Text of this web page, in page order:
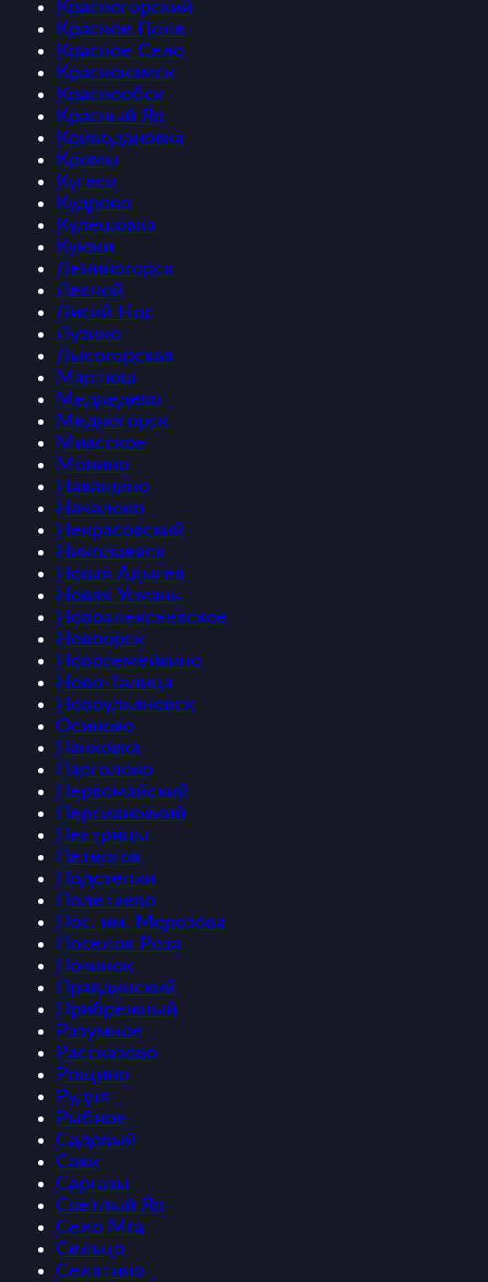
Красногорский
Красное Поле
Красное Село
Краснокамск
Краснообск
Красный Яр
Криводановка
Кромы
Кугеси
Кудрово
Кулешовка
Куюки
Лениногорск
Лесной
Лисий Нос
Лузино
Лысогорская
Мартюш
Медведево
Медногорск
Миасское
Монино
Навашино
Началово
Некрасовский
Николаевск
Новая Адыгея
Новая Усмань
Новоалексеевское
Новоорск
Новосемейкино
Ново-Талица
Новоульяновск
Осиново
Панковка
Парголово
Первомайский
Персиановкий
Пестрицы
Петергов
Подстепки
Полетаево
Пос. им. Морозова
Поселок Роза
Починок
Правдинский
Прибрежный
Разумное
Рассказово
Рощино
Рудня
Рыбное
Садовый
Саки
Саргазы
Светлый Яр
Село Мга
Сельцо
Селятино